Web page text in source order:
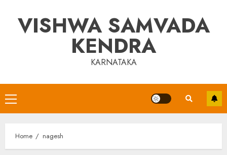
contentVISHWA SAMVADA
KENDRA
KARNATAKA
Primary
Menu
Home nagesh